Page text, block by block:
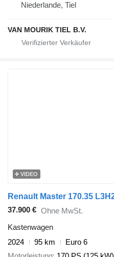
Niederlande, Tiel
VAN MOURIK TIEL B.V.
VIDEO
37.900 € Ohne MwSt.
Kastenwagen
2024
95 km
Euro 6